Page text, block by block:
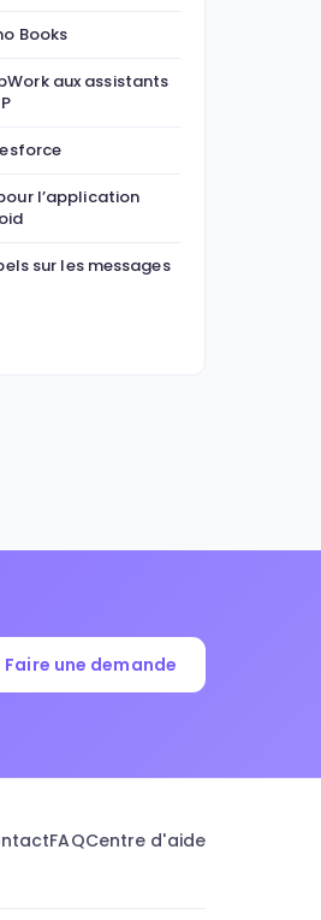
Books
aux assistants
l’application
sur les messages
Faire une demande
FAQCentre d'aide